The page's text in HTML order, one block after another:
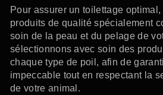
Pour assurer un toilettage
produits de qualité spécialement
soin de la peau et du pelage de
sélectionnons avec soin des
chaque type de poil, afin de
impeccable tout en respectant la
de votre animal.